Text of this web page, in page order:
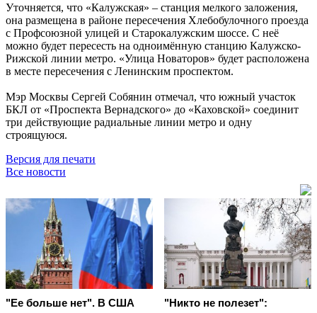
Уточняется, что «Калужская» – станция мелкого заложения,
она размещена в районе пересечения Хлебобулочного проезда
с Профсоюзной улицей и Старокалужским шоссе. С неё
можно будет пересесть на одноимённую станцию Калужско-
Рижской линии метро. «Улица Новаторов» будет расположена
в месте пересечения с Ленинским проспектом.
Мэр Москвы Сергей Собянин отмечал, что южный участок
БКЛ от «Проспекта Вернадского» до «Каховской» соединит
три действующие радиальные линии метро и одну
строящуюся.
Версия для печати
Все новости
"Ее больше нет". В США
"Никто не полезет":